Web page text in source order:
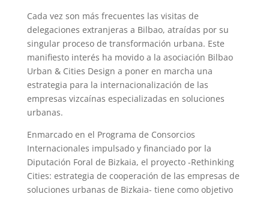
Cada vez son más frecuentes las visitas de
delegaciones extranjeras a Bilbao, atraídas por su
singular proceso de transformación urbana. Este
manifiesto interés ha movido a la asociación Bilbao
Urban & Cities Design a poner en marcha una
estrategia para la internacionalización de las
empresas vizcaínas especializadas en soluciones
urbanas.
Enmarcado en el Programa de Consorcios
Internacionales impulsado y financiado por la
Diputación Foral de Bizkaia, el proyecto -Rethinking
Cities: estrategia de cooperación de las empresas de
soluciones urbanas de Bizkaia- tiene como objetivo